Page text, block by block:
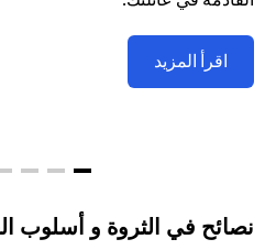
اقرأ المزيد
نصائح في الثروة و أسلوب